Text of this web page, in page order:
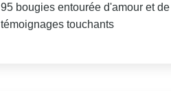
95 bougies entourée d'amour et de
témoignages touchants